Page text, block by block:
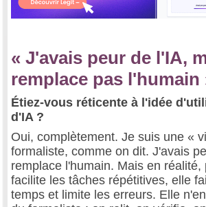
« J'avais peur de l'IA,
remplace pas l'humain
Étiez-vous réticente à l'idée
d'IA ?
Oui, complètement. Je suis une «
formaliste, comme on dit. J'avais
remplace l'humain. Mais en réalité,
facilite les tâches répétitives, elle
temps et limite les erreurs. Elle